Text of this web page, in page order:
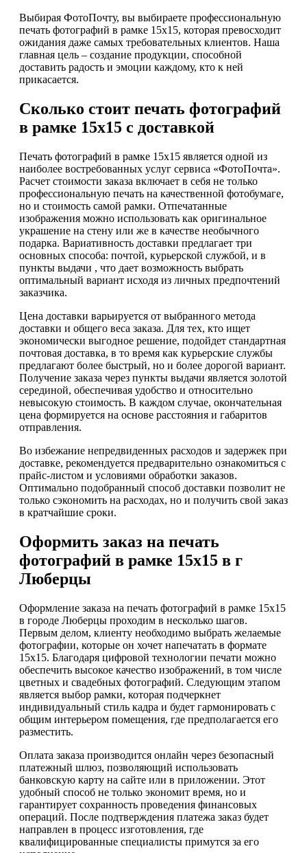
Выбирая ФотоПочту, вы выбираете профессиональную
печать фотографий в рамке 15х15, которая превосходит
ожидания даже самых требовательных клиентов. Наша
главная цель – создание продукции, способной
доставить радость и эмоции каждому, кто к ней
прикасается.
Сколько стоит печать фотографий
в рамке 15х15 с доставкой
Печать фотографий в рамке 15х15 является одной из
наиболее востребованных услуг сервиса «ФотоПочта».
Расчет стоимости заказа включает в себя не только
профессиональную печать на качественной фотобумаге,
но и стоимость самой рамки. Отпечатанные
изображения можно использовать как оригинальное
украшение на стену или же в качестве необычного
подарка. Вариативность доставки предлагает три
основных способа: почтой, курьерской службой, и в
пункты выдачи , что дает возможность выбрать
оптимальный вариант исходя из личных предпочтений
заказчика.
Цена доставки варьируется от выбранного метода
доставки и общего веса заказа. Для тех, кто ищет
экономически выгодное решение, подойдет стандартная
почтовая доставка, в то время как курьерские службы
предлагают более быстрый, но и более дорогой вариант.
Получение заказа через пункты выдачи является золотой
серединой, обеспечивая удобство и относительно
невысокую стоимость. В каждом случае, окончательная
цена формируется на основе расстояния и габаритов
отправления.
Во избежание непредвиденных расходов и задержек при
доставке, рекомендуется предварительно ознакомиться с
прайс-листом и условиями обработки заказов.
Оптимально подобранный способ доставки позволит не
только сэкономить на расходах, но и получить свой заказ
в кратчайшие сроки.
Оформить заказ на печать
фотографий в рамке 15х15 в г
Люберцы
Оформление заказа на печать фотографий в рамке 15х15
в городе Люберцы проходим в несколько шагов.
Первым делом, клиенту необходимо выбрать желаемые
фотографии, которые он хочет напечатать в формате
15х15. Благодаря цифровой технологии печати можно
обеспечить высокое качество изображений, в том числе
цветных и свадебных фотографий. Следующим этапом
является выбор рамки, которая подчеркнет
индивидуальный стиль кадра и будет гармонировать с
общим интерьером помещения, где предполагается его
разместить.
Оплата заказа производится онлайн через безопасный
платежный шлюз, позволяющий использовать
банковскую карту на сайте или в приложении. Этот
удобный способ не только экономит время, но и
гарантирует сохранность проведения финансовых
операций. После подтверждения платежа заказ будет
направлен в процесс изготовления, где
квалифицированные специалисты примутся за его